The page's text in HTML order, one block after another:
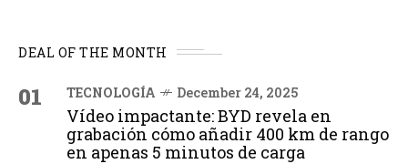
DEAL OF THE MONTH
01 TECNOLOGÍA December 24, 2025
Vídeo impactante: BYD revela en
grabación cómo añadir 400 km de rango
en apenas 5 minutos de carga